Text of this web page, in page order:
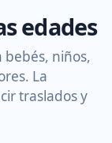
edades
bebés, niños,
La
traslados y